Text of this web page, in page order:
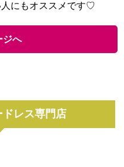
にもオススメです♡
ジへ
ドレス専門店